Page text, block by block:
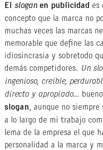
El sloganen publicidad es
concepto que la marca no
muchas veces las marcas
memorable que define las
idiosincrasia y sobretodo
demás competidores. Un
ingenioso, creíble,
directo y apropiado…
slogan, aunque no siempre
a lo largo de mi trabajo
lema de la empresa el que
personalidad a la marca y